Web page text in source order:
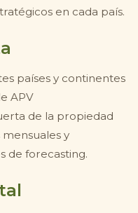
en cada país.
países y continentes
APV
de la propiedad
y
de forecasting.